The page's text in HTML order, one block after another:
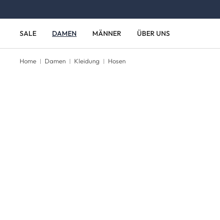
SALE DAMEN MÄNNER ÜBER UNS
Home Damen Kleidung Hosen